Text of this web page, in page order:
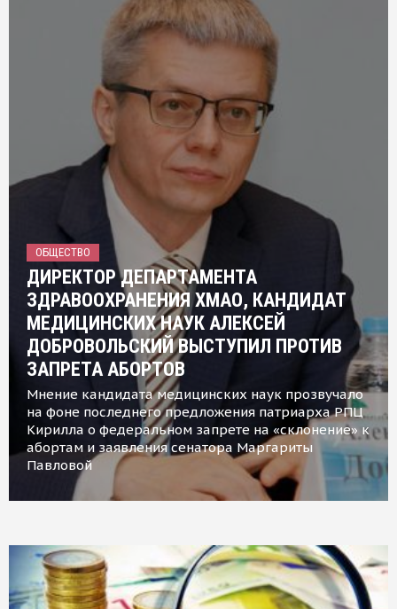
ОБЩЕСТВО
ДИРЕКТОР ДЕПАРТАМЕНТА
ЗДРАВООХРАНЕНИЯ ХМАО, КАНДИДАТ
МЕДИЦИНСКИХ НАУК АЛЕКСЕЙ
ДОБРОВОЛЬСКИЙ ВЫСТУПИЛ ПРОТИВ
ЗАПРЕТА АБОРТОВ
Мнение кандидата медицинских наук прозвучало
на фоне последнего предложения патриарха РПЦ
Кирилла о федеральном запрете на «склонение» к
абортам и заявления сенатора Маргариты
Павловой